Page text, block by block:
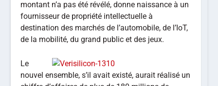
montant n’a pas été révélé, donne naissance à un
fournisseur de propriété intellectuelle à
destination des marchés de l’automobile, de l’IoT,
de la mobilité, du grand public et des jeux.
Le
nouvel ensemble, s’il avait existé, aurait réalisé un